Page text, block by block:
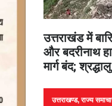
उत्तराखंड में
और बदरीनाथ
मार्ग बंद;
उत्तराखण्ड,राज्य